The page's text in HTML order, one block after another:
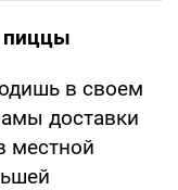
пиццы
в своем
доставки
местной